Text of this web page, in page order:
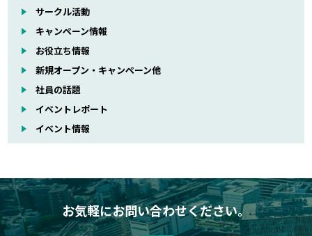
サークル活動
キャンペーン情報
お役立ち情報
新規オープン・キャンペーン他
社員の話題
イベントレポート
イベント情報
お気軽にお問い合わせください。